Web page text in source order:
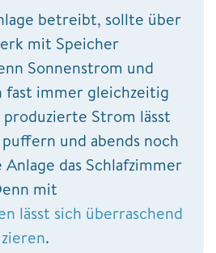
betreibt, sollte über
mit Speicher
Sonnenstrom und
fast immer gleichzeitig
Strom lässt
und abends noch
das Schlafzimmer
mit
lässt sich überraschend
.